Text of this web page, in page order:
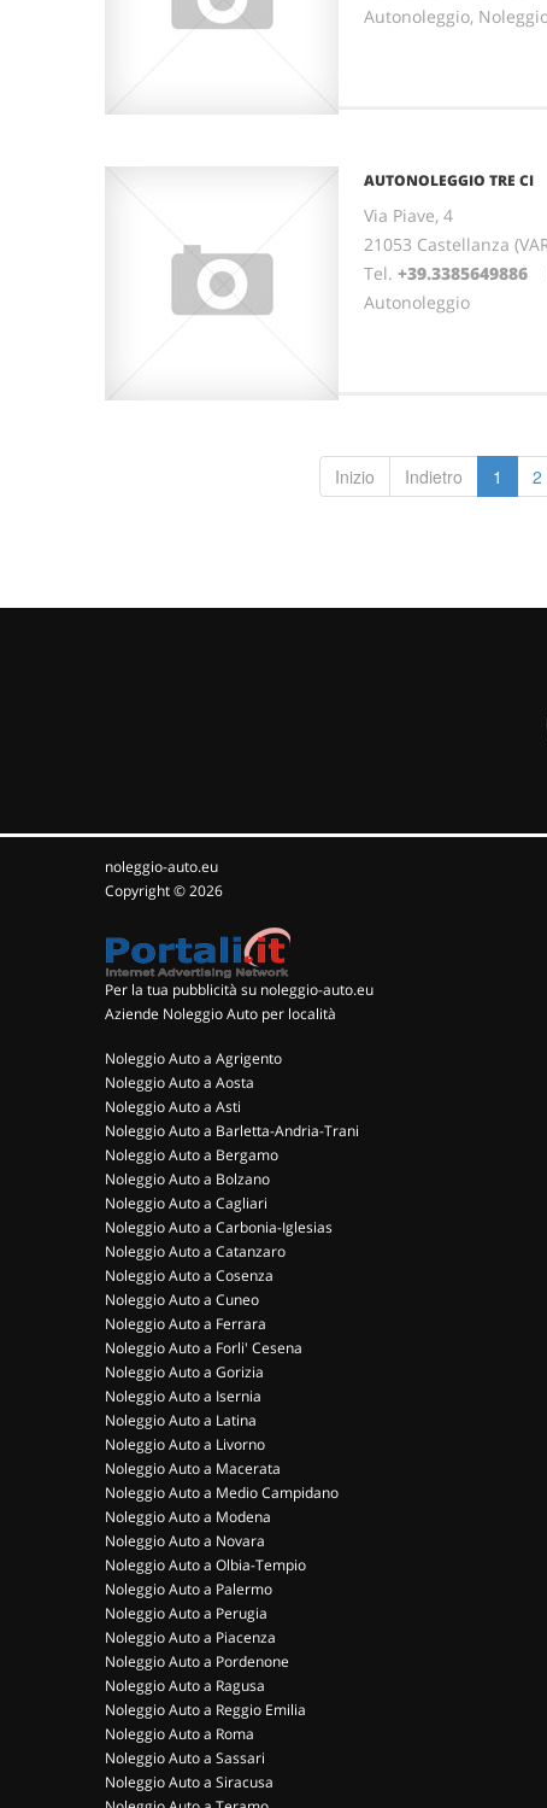
Autonoleggio,
AUTONOLEGGIO TRE CI
Via Piave, 4
21053 Castellanza
Tel. +39.3385649886
Autonoleggio
Inizio Indietro 1 2
noleggio-auto.eu
Copyright © 2026
Per la tua pubblicità su noleggio-auto.eu
Aziende Noleggio Auto per località
Noleggio Auto a Agrigento
Noleggio Auto a Aosta
Noleggio Auto a Asti
Noleggio Auto a Barletta-Andria-Trani
Noleggio Auto a Bergamo
Noleggio Auto a Bolzano
Noleggio Auto a Cagliari
Noleggio Auto a Carbonia-Iglesias
Noleggio Auto a Catanzaro
Noleggio Auto a Cosenza
Noleggio Auto a Cuneo
Noleggio Auto a Ferrara
Noleggio Auto a Forli' Cesena
Noleggio Auto a Gorizia
Noleggio Auto a Isernia
Noleggio Auto a Latina
Noleggio Auto a Livorno
Noleggio Auto a Macerata
Noleggio Auto a Medio Campidano
Noleggio Auto a Modena
Noleggio Auto a Novara
Noleggio Auto a Olbia-Tempio
Noleggio Auto a Palermo
Noleggio Auto a Perugia
Noleggio Auto a Piacenza
Noleggio Auto a Pordenone
Noleggio Auto a Ragusa
Noleggio Auto a Reggio Emilia
Noleggio Auto a Roma
Noleggio Auto a Sassari
Noleggio Auto a Siracusa